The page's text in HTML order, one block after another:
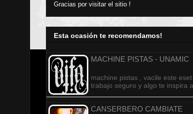
Gracias por visitar el sitio !
Esta ocasión te recomendamos!
MACHINE PISTAS - UNAMIC
machine pistas , vacile este
trabajo seguro y algo te inspira
CANSERBERO CAMBIATE